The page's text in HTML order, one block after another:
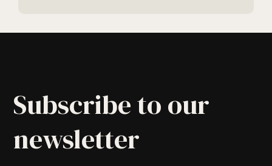
Subscribe to our
newsletter